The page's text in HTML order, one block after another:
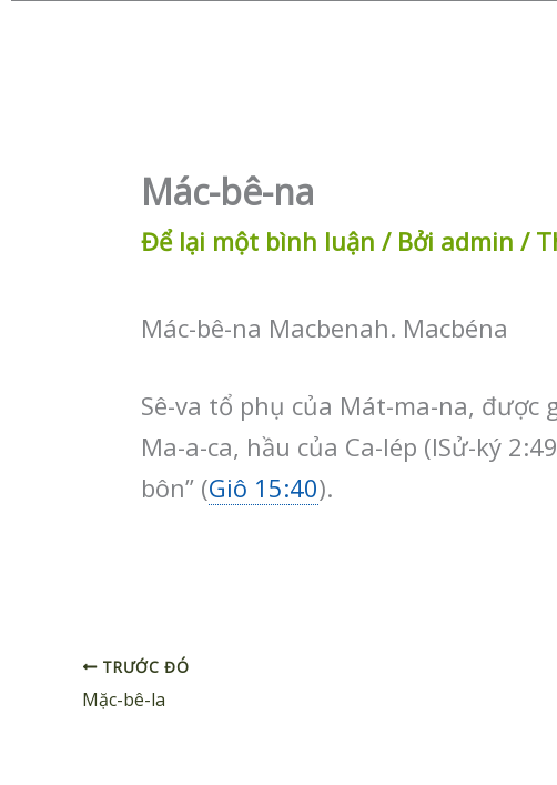
Mác-bê-na
Để lại một bình luận / Bởi admin /
Mác-bê-na Macbenah. Macbéna
Sê-va tổ phụ của Mát-ma-na,
Ma-a-ca, hầu của Ca-lép (ISử-ký
bôn” (Giô 15:40).
TRƯỚC ĐÓ
Mặc-bê-la